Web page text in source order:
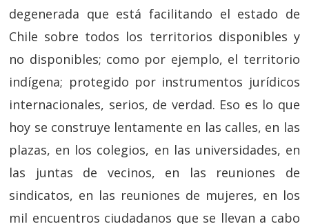
degenerada que está facilitando el estado de
Chile sobre todos los territorios disponibles y
no disponibles; como por ejemplo, el territorio
indígena; protegido por instrumentos jurídicos
internacionales, serios, de verdad. Eso es lo que
hoy se construye lentamente en las calles, en las
plazas, en los colegios, en las universidades, en
las juntas de vecinos, en las reuniones de
sindicatos, en las reuniones de mujeres, en los
mil encuentros ciudadanos que se llevan a cabo